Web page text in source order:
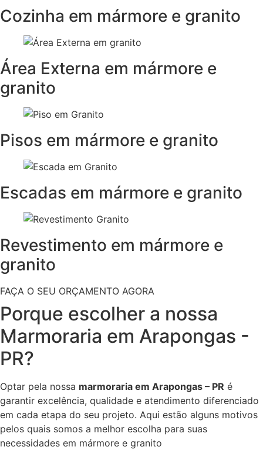
Cozinha em mármore e granito
Área Externa em mármore e
granito
Pisos em mármore e granito
Escadas em mármore e granito
Revestimento em mármore e
granito
FAÇA O SEU ORÇAMENTO AGORA
Porque escolher a nossa
Marmoraria em Arapongas -
PR?
Optar pela nossa marmoraria em Arapongas – PR é
garantir excelência, qualidade e atendimento diferenciado
em cada etapa do seu projeto. Aqui estão alguns motivos
pelos quais somos a melhor escolha para suas
necessidades em mármore e granito